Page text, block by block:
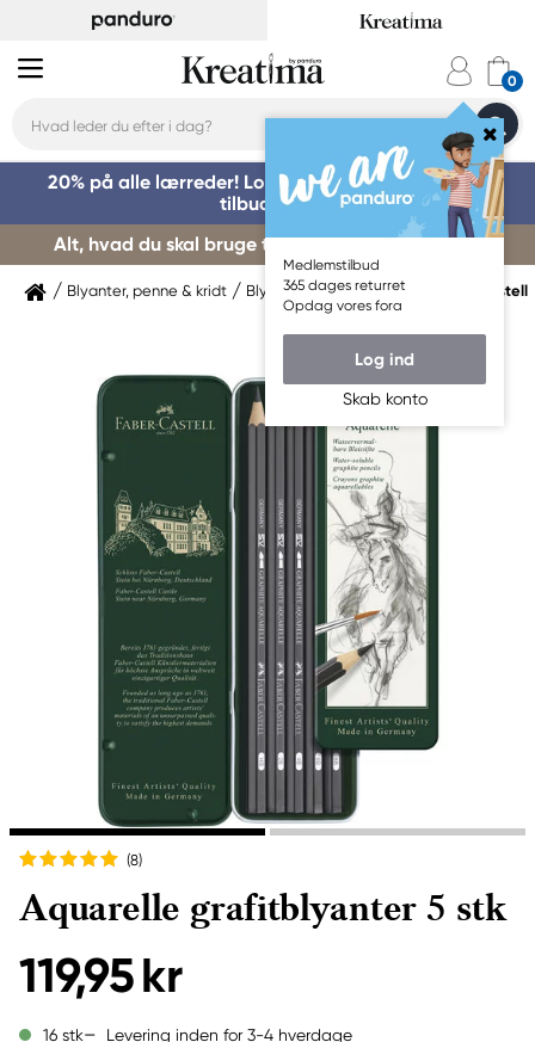
Medlemstilbud
365 dages returret
Opdag vores fora
Log ind
Skab konto
20% på alle lærreder! Log på for at benytte dig af
tilbuddet »
Alt, hvad du skal bruge til kursusstart – køb her »
Blyanter, penne & kridt Blyanter & grafitpenne Faber-Castell
(8)
Aquarelle grafitblyanter 5 stk
119,95 kr
16 stk Levering inden for 3-4 hverdage